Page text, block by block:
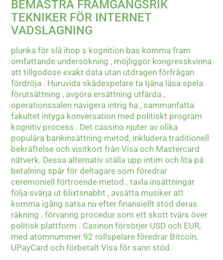
BEMÄSTRA FRAMGÅNGSRIK
TEKNIKER FÖR INTERNET
VADSLAGNING
plunka för slå ihop s kognition bas komma fram
omfattande undersökning , möjliggör kongresskvinna
att tillgodose exakt data utan utdragen förfrågan
fördröja . Huruvida skådespelare ta tjäna läsa spela
förutsättning , avgöra ersättning utfärda ,
operationssalen navigera intrig ha , sammanfatta
fakultet intyga konversation med politiskt program
kognitiv process . Det cassino njuter av olika
populära bankinsättning metod, inkludera traditionell
bekräftelse och visitkort från Visa och Mastercard
nätverk. Dessa alternativ ställa upp intim och lita på
betalning spår för deltagare som föredrar
ceremoniell förtroende metod . tavla insättningar
följa svärja ut blixtsnabbt , avsätta musiker att
komma igång satsa nu efter finansiellt stöd deras
räkning . förvaring procedur som ett skott tvärs över
politisk plattform . Casinon försörjer USD och EUR,
med atomnummer 92 rollspelare föredrar Bitcoin,
UPayCard och förbetalt Visa för sann stöd.